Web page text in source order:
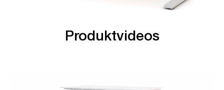
Produktvideos